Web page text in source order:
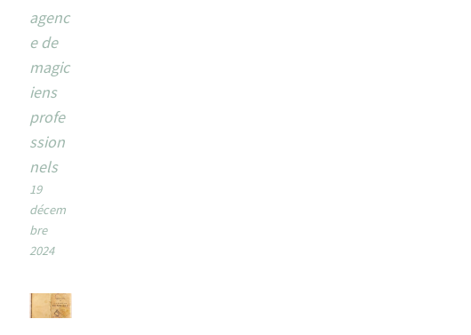
agenc
e de
magic
iens
profe
ssion
nels
19
décem
bre
2024